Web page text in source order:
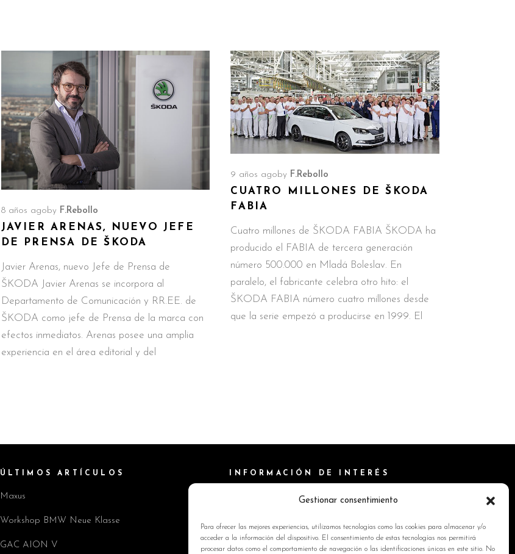
Gestionar consentimiento
Para ofrecer las mejores experiencias, utilizamos tecnologías como las cookies para almacenar y/o
acceder a la información del dispositivo. El consentimiento de estas tecnologías nos permitirá
procesar datos como el comportamiento de navegación o las identificaciones únicas en este sitio. No
8 años agoby F.Rebollo
JAVIER ARENAS, NUEVO JEFE
DE PRENSA DE ŠKODA
Javier Arenas, nuevo Jefe de Prensa de
ŠKODA Javier Arenas se incorpora al
Departamento de Comunicación y RR.EE. de
ŠKODA como jefe de Prensa de la marca con
efectos inmediatos. Arenas posee una amplia
experiencia en el área editorial y del
9 años ago by F.Rebollo
CUATRO MILLONES DE ŠKODA
FABIA
Cuatro millones de ŠKODA FABIA ŠKODA ha
producido el FABIA de tercera generación
número 500.000 en Mladá Boleslav. En
paralelo, el fabricante celebra otro hito: el
ŠKODA FABIA número cuatro millones desde
que la serie empezó a producirse en 1999. El
ÚLTIMOS ARTÍCULOS
Maxus
Workshop BMW Neue Klasse
GAC AION V
INFORMACIÓN DE INTERÉS
Política de Cookies
Política de privacidad